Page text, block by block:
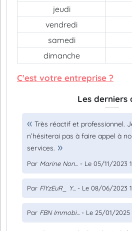
jeudi
vendredi
samedi
dimanche
C'est votre entreprise ?
Les derniers
Très réactif et professionnel.
n’hésiterai pas à faire appel à
services.
Par Marine Non... - Le 05/11/2023
Par FlYzEuR_ Y... - Le 08/06/2023
Par FBN Immobi... - Le 25/01/2025